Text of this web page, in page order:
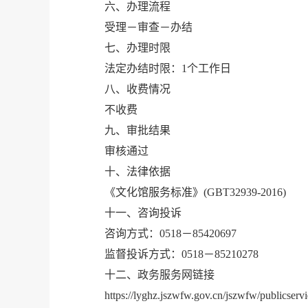
六、办理流程
受理－审查－办结
七、办理时限
法定办结时限：1个工作日
八、收费情况
不收费
九、审批结果
审核通过
十、法律依据
《文化馆服务标准》(GBT32939-2016)
十一、咨询投诉
咨询方式：0518－85420697
监督投诉方式：0518－85210278
十二、政务服务网链接
https://lyghz.jszwfw.gov.cn/jszwfw/